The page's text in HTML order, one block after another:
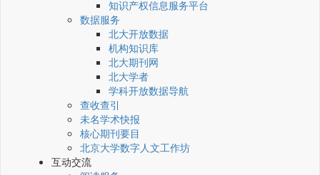
知识产权信息服务平台
数据服务
北大开放数据
机构知识库
北大期刊网
北大学者
学科开放数据导航
查收查引
未名学术快报
核心期刊要目
北京大学数字人文工作坊
互动交流